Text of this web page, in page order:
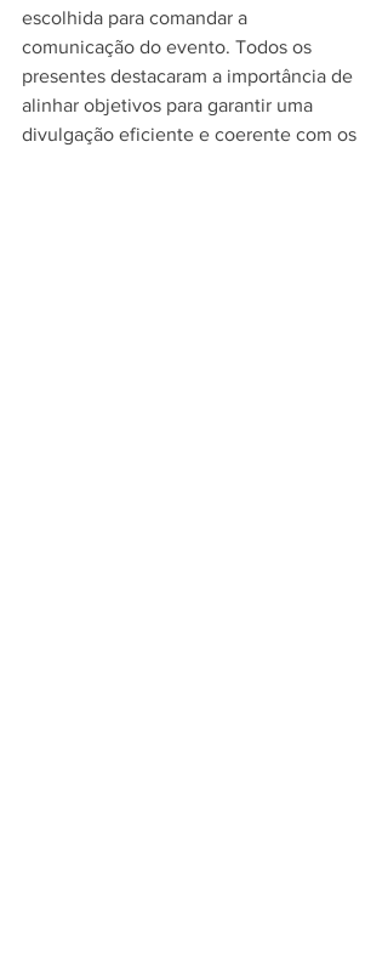
escolhida para comandar a
comunicação do evento. Todos os
presentes destacaram a importância de
alinhar objetivos para garantir uma
divulgação eficiente e coerente com os